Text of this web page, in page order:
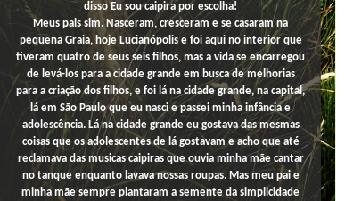
dissoEu sou caipira por escolha!
Meus pais sim. Nasceram, cresceram e se casaram na
pequena Graia, hoje Lucianópolis e foi aqui no interior que
tiveram quatro de seus seis filhos, mas a vida se encarregou
de levá-los para a cidade grande em busca de melhorias
para a criação dos filhos, e foi lá na cidade grande, na capital,
lá em São Paulo que eu nasci e passei minha infância e
adolescência. Lá na cidade grande eu gostava das mesmas
coisas que os adolescentes de lá gostavam e acho que até
reclamava das musicas caipiras que ouvia minha mãe cantar
no tanque enquanto lavava nossas roupas. Mas meu pai e
minha mãe sempre plantaram a semente da simplicidade